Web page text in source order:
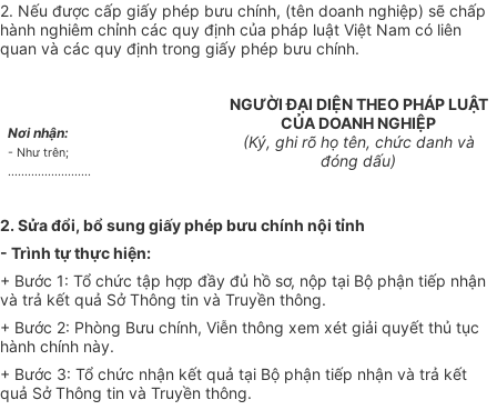
2. Nếu được cấp giấy phép bưu chính, (tên doanh nghiệp) sẽ chấp
hành nghiêm chỉnh các quy định của pháp luật Việt Nam có liên
quan và các quy định trong giấy phép bưu chính.
Nơi nhận:
- Như trên;
.........................
NGƯỜI ĐẠI DIỆN THEO PHÁP LUẬT
CỦA DOANH NGHIỆP
(Ký, ghi rõ họ tên, chức danh và
đóng dấu)
2. Sửa đổi, bổ sung giấy phép bưu chính nội tỉnh
- Trình tự thực hiện:
+ Bước 1: Tổ chức tập hợp đầy đủ hồ sơ, nộp tại Bộ phận tiếp nhận
và trả kết quả Sở Thông tin và Truyền thông.
+ Bước 2: Phòng Bưu chính, Viễn thông xem xét giải quyết thủ tục
hành chính này.
+ Bước 3: Tổ chức nhận kết quả tại Bộ phận tiếp nhận và trả kết
quả Sở Thông tin và Truyền thông.